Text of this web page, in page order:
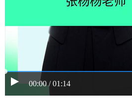
00:00 / 01:14